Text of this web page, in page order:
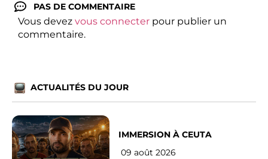
PAS DE COMMENTAIRE
Vous devez vous connecter pour publier un
commentaire.
ACTUALITÉS DU JOUR
IMMERSION À CEUTA
09 août 2026